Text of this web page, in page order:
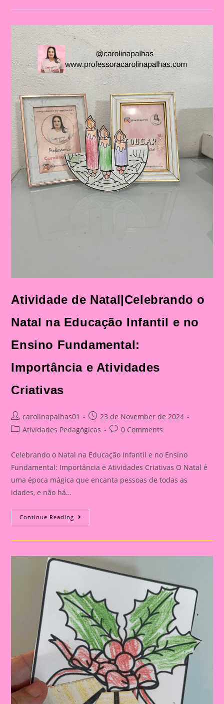
Educação
Infantil
E
No
Ensino
Fundamental:
Importância
E
Atividades
Criativas
Atividade de Natal|Celebrando o
Natal na Educação Infantil e no
Ensino Fundamental:
Importância e Atividades
Criativas
Post
author:
carolinapalhas01
Post
published:
23 de November de 2024
PostAtividades Pedagógicas
Post0 Comments
Celebrando o Natal na Educação Infantil e no Ensino
Fundamental: Importância e Atividades Criativas O Natal é
uma época mágica que encanta pessoas de todas as
idades, e não há…
Continue Reading Atividade
De
Educação
Infantil
Ensino
Fundamental:
Importância
E
Atividades
Criativas